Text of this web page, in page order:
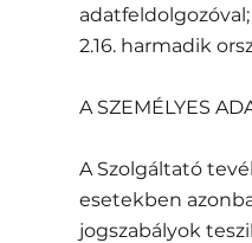
adatfeldolgozóval;
2.16. harmadik
A SZEMÉLYES
A Szolgáltató
esetekben
jogszabályok